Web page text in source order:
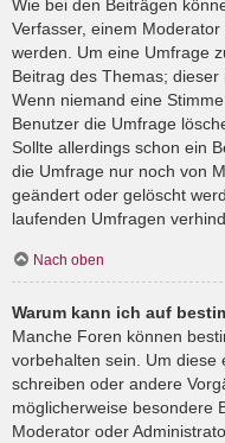
Wie bei den Beiträgen
Verfasser, einem
werden. Um eine Umfrage
Beitrag des Themas;
Wenn niemand eine
Benutzer die Umfrage
Sollte allerdings schon ein
die Umfrage nur noch von
geändert oder gelöscht
laufenden Umfragen
Nach oben
Warum kann ich auf
Manche Foren können
vorbehalten sein. Um diese
schreiben oder andere
möglicherweise besondere
Moderator oder